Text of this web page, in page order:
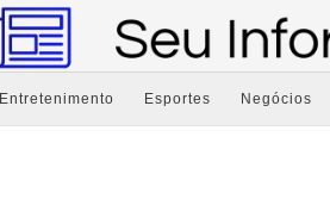
Entretenimento Esportes Negócios